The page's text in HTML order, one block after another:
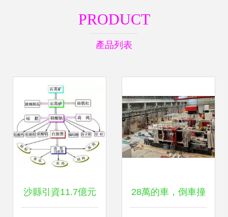
PRODUCT
產品列表
沙縣引資11.7億元 28萬的車，倒車撞